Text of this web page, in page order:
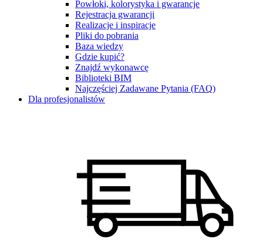
Powłoki, kolorystyka i gwarancje
Rejestracja gwarancji
Realizacje i inspiracje
Pliki do pobrania
Baza wiedzy
Gdzie kupić?
Znajdź wykonawcę
Biblioteki BIM
Najczęściej Zadawane Pytania (FAQ)
Dla profesjonalistów